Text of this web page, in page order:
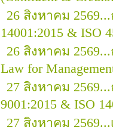
26 สิงหาคม
14001:2015 & ISO
26 สิงหาคม
Law for
27 สิงหาคม
9001:2015 & ISO
27 สิงหาคม